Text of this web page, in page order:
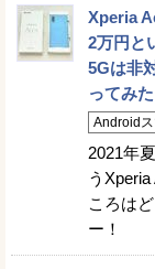
Xperia
2万円と
5Gは非
ってみた
Android
2021年
う
ころは
ー！